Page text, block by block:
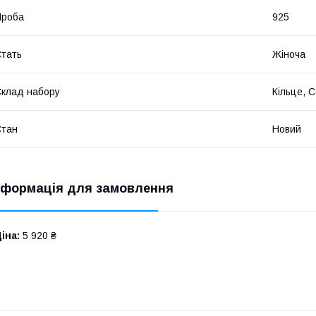
925
Жіноча
набору Кільце,
Новий
для замовлення
5 920 ₴